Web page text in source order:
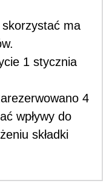
ma
1 stycznia
4
wpływy do
składki